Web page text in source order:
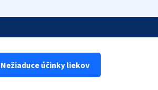
Nežiaduce účinky liekov